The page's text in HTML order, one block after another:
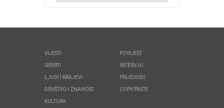
VIJESTI
OSVRTI
LJUDI I KRAJEVI
DRUŠTVO I ZNANOST
KULTURA
POVIJEST
INTERVJU
PRIJEVODI
COPY/PASTE